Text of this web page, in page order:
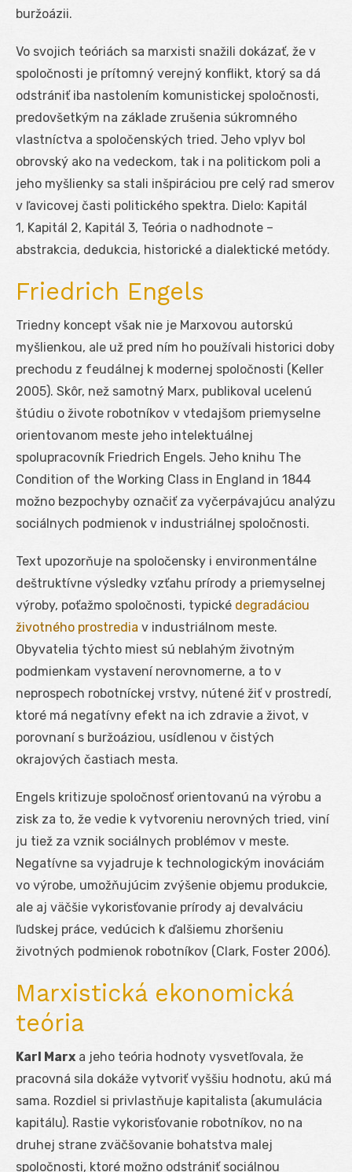
buržoázii.
Vo svojich teóriách sa marxisti snažili dokázať, že v
spoločnosti je prítomný verejný konflikt, ktorý sa dá
odstrániť iba nastolením komunistickej spoločnosti,
predovšetkým na základe zrušenia súkromného
vlastníctva a spoločenských tried. Jeho vplyv bol
obrovský ako na vedeckom, tak i na politickom poli a
jeho myšlienky sa stali inšpiráciou pre celý rad smerov
v ľavicovej časti politického spektra. Dielo: Kapitál
1, Kapitál 2, Kapitál 3, Teória o nadhodnote –
abstrakcia, dedukcia, historické a dialektické metódy.
Friedrich Engels
Triedny koncept však nie je Marxovou autorskú
myšlienkou, ale už pred ním ho používali historici doby
prechodu z feudálnej k modernej spoločnosti (Keller
2005). Skôr, než samotný Marx, publikoval ucelenú
štúdiu o živote robotníkov v vtedajšom priemyselne
orientovanom meste jeho intelektuálnej
spolupracovník Friedrich Engels. Jeho knihu The
Condition of the Working Class in England in 1844
možno bezpochyby označiť za vyčerpávajúcu analýzu
sociálnych podmienok v industriálnej spoločnosti.
Text upozorňuje na spoločensky i environmentálne
deštruktívne výsledky vzťahu prírody a priemyselnej
výroby, poťažmo spoločnosti, typické degradáciou
životného prostredia v industriálnom meste.
Obyvatelia týchto miest sú neblahým životným
podmienkam vystavení nerovnomerne, a to v
neprospech robotníckej vrstvy, nútené žiť v prostredí,
ktoré má negatívny efekt na ich zdravie a život, v
porovnaní s buržoáziou, usídlenou v čistých
okrajových častiach mesta.
Engels kritizuje spoločnosť orientovanú na výrobu a
zisk za to, že vedie k vytvoreniu nerovných tried, viní
ju tiež za vznik sociálnych problémov v meste.
Negatívne sa vyjadruje k technologickým inováciám
vo výrobe, umožňujúcim zvýšenie objemu produkcie,
ale aj väčšie vykorisťovanie prírody aj devalváciu
ľudskej práce, vedúcich k ďalšiemu zhoršeniu
životných podmienok robotníkov (Clark, Foster 2006).
Marxistická ekonomická
teória
Karl Marx a jeho teória hodnoty vysvetľovala, že
pracovná sila dokáže vytvoriť vyššiu hodnotu, akú má
sama. Rozdiel si privlastňuje kapitalista (akumulácia
kapitálu). Rastie vykorisťovanie robotníkov, no na
druhej strane zväčšovanie bohatstva malej
spoločnosti, ktoré možno odstrániť sociálnou